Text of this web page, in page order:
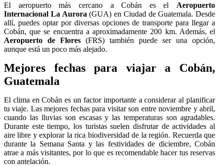
El aeropuerto más cercano a Cobán es el Aeropuerto
Internacional La Aurora (GUA) en Ciudad de Guatemala. Desde
allí, puedes optar por diversas opciones de transporte para llegar a
Cobán, que se encuentra a aproximadamente 200 km. Además, el
Aeropuerto de Flores (FRS) también puede ser una opción,
aunque está un poco más alejado.
Mejores fechas para viajar a Cobán,
Guatemala
El clima en Cobán es un factor importante a considerar al planificar
tu viaje. Las mejores fechas para visitar son entre noviembre y abril,
cuando las lluvias son escasas y las temperaturas son agradables.
Durante este tiempo, los turistas suelen disfrutar de actividades al
aire libre y explorar la rica biodiversidad de la región. Recuerda que
durante la Semana Santa y las festividades de diciembre, Cobán
atrae a más visitantes, por lo que es recomendable hacer tus reservas
con antelación.